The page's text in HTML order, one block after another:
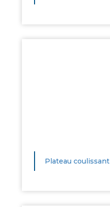
Plateau coulissant